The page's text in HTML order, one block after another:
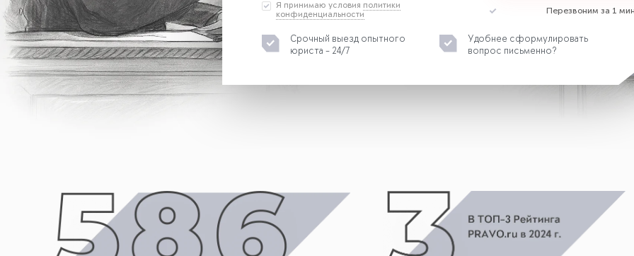
Я принимаю условия политики
конфиденциальности
Перезвоним за 1
Срочный выезд опытного
юриста - 24/7
Удобнее сформулировать
вопрос письменно?